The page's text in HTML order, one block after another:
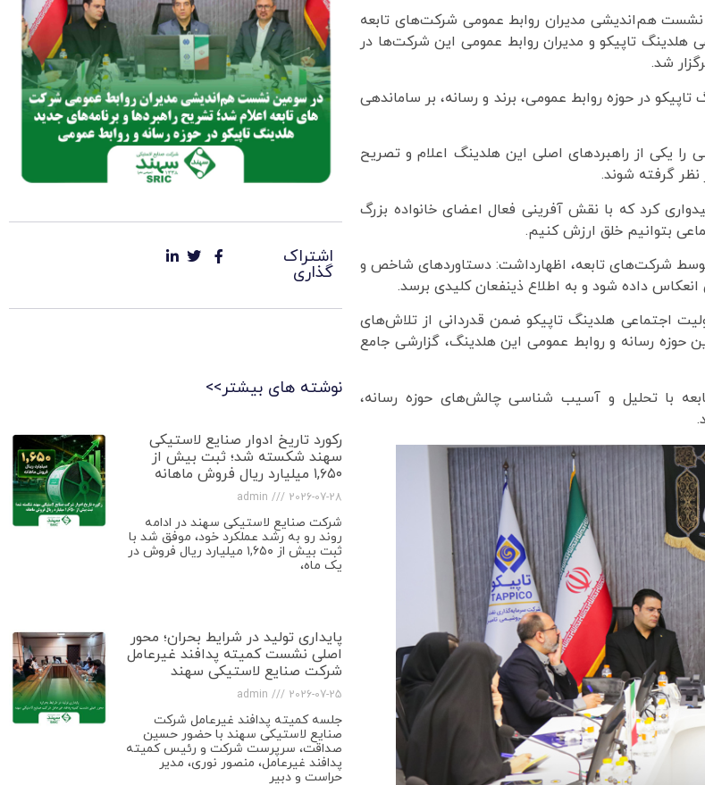
نشست هم‌اندیشی مدیران روابط عمومی شرکت‌های تابعه
هلدینگ تاپیکو و مدیران روابط عمومی این شرکت‌ها در
شد.
در حوزه روابط عمومی، برند و رسانه، بر ساماندهی
را یکی از راهبردهای اصلی این هلدینگ اعلام و تصریح
نظر گرفته شوند.
کرد که با نقش آفرینی فعال اعضای خانواده بزرگ
بتوانیم خلق ارزش‌‌ کنیم.
شرکت‌های تابعه، اظهارداشت: دستاوردهای شاخص و
داده شود و به اطلاع ذینفعان کلیدی برسد.
اجتماعی هلدینگ تاپیکو ضمن قدردانی از تلاش‌های
حوزه‌ رسانه و روابط عمومی این هلدینگ، گزارشی جامع
با تحلیل و آسیب شناسی چالش‌های حوزه رسانه،
اشتراک
گذاری
نوشته های بیشتر>>
رکورد تاریخ ادوار صنایع لاستیکی
سهند شکسته شد؛ ثبت بیش از
۱,۶۵۰ میلیارد ریال فروش ماهانه
admin 2026-07-28
شرکت صنایع لاستیکی سهند در ادامه
روند رو به رشد عملکرد خود، موفق شد با
ثبت بیش از ۱,۶۵۰ میلیارد ریال فروش در
یک ماه،
پایداری تولید در شرایط بحران؛ محور
اصلی نشست کمیته پدافند غیرعامل
شرکت صنایع لاستیکی سهند
admin 2026-07-25
جلسه کمیته پدافند غیرعامل شرکت
صنایع لاستیکی سهند با حضور حسین
صداقت، سرپرست شرکت و رئیس کمیته
پدافند غیرعامل، منصور نوری، مدیر
حراست و دبیر